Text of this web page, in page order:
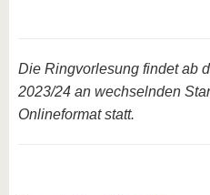
Die Ringvorlesung findet ab
2023/24 an wechselnden
Onlineformat statt.